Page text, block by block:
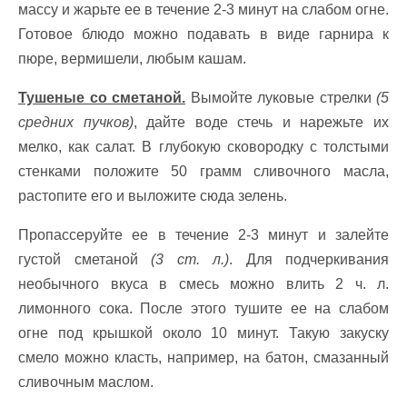
массу и жарьте ее в течение 2-3 минут на слабом огне.
Готовое блюдо можно подавать в виде гарнира к
пюре, вермишели, любым кашам.
Тушеные со сметаной. Вымойте луковые стрелки (5
средних пучков), дайте воде стечь и нарежьте их
мелко, как салат. В глубокую сковородку с толстыми
стенками положите 50 грамм сливочного масла,
растопите его и выложите сюда зелень.
Пропассеруйте ее в течение 2-3 минут и залейте
густой сметаной (3 ст. л.). Для подчеркивания
необычного вкуса в смесь можно влить 2 ч. л.
лимонного сока. После этого тушите ее на слабом
огне под крышкой около 10 минут. Такую закуску
смело можно класть, например, на батон, смазанный
сливочным маслом.